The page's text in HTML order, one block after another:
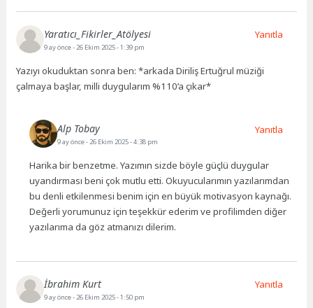
Yaratıcı_Fikirler_Atölyesi
9 ay önce- 26 Ekim 2025 - 1:39 pm
Yazıyı okuduktan sonra ben: *arkada Diriliş Ertuğrul müziği
çalmaya başlar, milli duygularım %110’a çıkar*
Yanıtla
Alp Tobay
9 ay önce- 26 Ekim 2025 - 4:38 pm
Harika bir benzetme. Yazımın sizde böyle güçlü duygular
uyandırması beni çok mutlu etti. Okuyucularımın yazılarımdan
bu denli etkilenmesi benim için en büyük motivasyon kaynağı.
Değerli yorumunuz için teşekkür ederim ve profilimden diğer
yazılarıma da göz atmanızı dilerim.
Yanıtla
İbrahim Kurt
9 ay önce- 26 Ekim 2025 - 1:50 pm
Yanıtla